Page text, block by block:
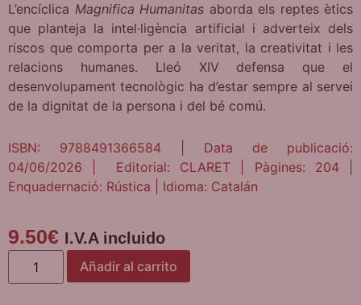
L’encíclica Magnifica Humanitas aborda els reptes ètics
que planteja la intel·ligència artificial i adverteix dels
riscos que comporta per a la veritat, la creativitat i les
relacions humanes. Lleó XIV defensa que el
desenvolupament tecnològic ha d’estar sempre al servei
de la dignitat de la persona i del bé comú.
ISBN: 9788491366584 | Data de publicació:
04/06/2026 | Editorial: CLARET | Pàgines: 204 |
Enquadernació: Rústica | Idioma: Catalán
9.50€ I.V.A incluido
Añadir al carrito